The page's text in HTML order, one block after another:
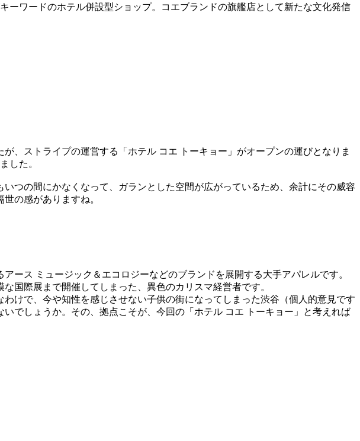
ーワードのホテル併設型ショップ。コエブランドの旗艦店として新たな文化発信
、ストライプの運営する「ホテル コエ トーキョー」がオープンの運びとなりま
した。
つの間にかなくなって、ガランとした空間が広がっているため、余計にその威容
の感がありますね。
ース ミュージック＆エコロジーなどのブランドを展開する大手アパレルです。
国際展まで開催してしまった、異色のカリスマ経営者です。
けで、今や知性を感じさせない子供の街になってしまった渋谷（個人的意見です
でしょうか。その、拠点こそが、今回の「ホテル コエ トーキョー」と考えれば